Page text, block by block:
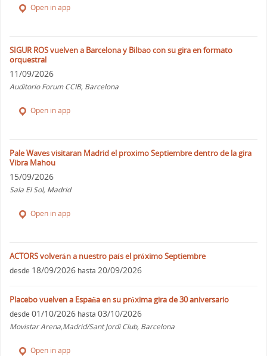
Open in app
SIGUR ROS vuelven a Barcelona y Bilbao con su gira en formato
orquestral
11/09/2026
Auditorio Forum CCIB, Barcelona
Open in app
Pale Waves visitaran Madrid el proximo Septiembre dentro de la gira
Vibra Mahou
15/09/2026
Sala El Sol, Madrid
Open in app
ACTORS volverán a nuestro país el próximo Septiembre
desde 18/09/2026 hasta 20/09/2026
Placebo vuelven a España en su próxima gira de 30 aniversario
desde 01/10/2026 hasta 03/10/2026
Movistar Arena,Madrid/Sant Jordi Club, Barcelona
Open in app